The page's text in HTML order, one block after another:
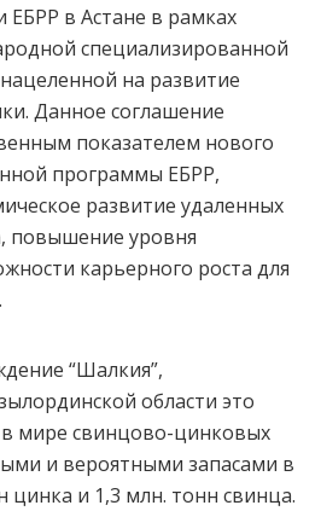
в Астане в рамках
специализированной
на развитие
Данное соглашение
показателем нового
программы ЕБРР,
развитие удаленных
повышение уровня
карьерного роста для
“Шалкия”,
области это
мире свинцово-цинковых
и вероятными запасами в
цинка и 1,3 млн. тонн свинца.